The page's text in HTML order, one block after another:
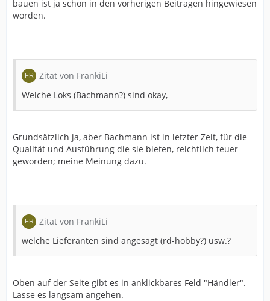
bauen ist ja schon in den vorherigen Beiträgen hingewiesen
worden.
Zitat von FrankiLi
Welche Loks (Bachmann?) sind okay,
Grundsätzlich ja, aber Bachmann ist in letzter Zeit, für die
Qualität und Ausführung die sie bieten, reichtlich teuer
geworden; meine Meinung dazu.
Zitat von FrankiLi
welche Lieferanten sind angesagt (rd-hobby?) usw.?
Oben auf der Seite gibt es in anklickbares Feld "Händler".
Lasse es langsam angehen.